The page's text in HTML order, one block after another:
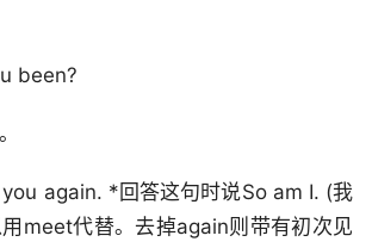
been?
again. *回答这句时说So am I. (我
meet代替。去掉again则带有初次见